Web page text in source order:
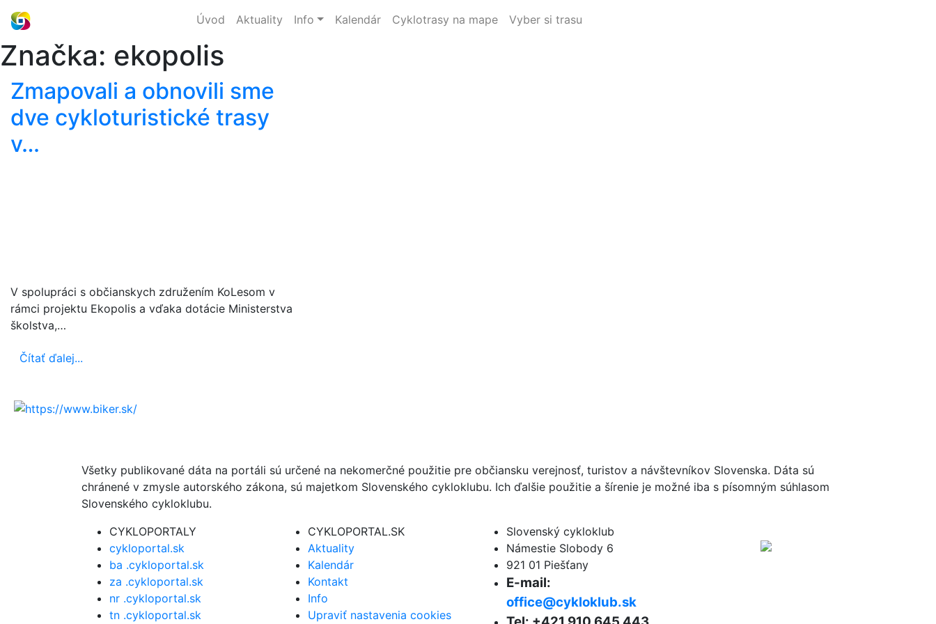
Úvod Aktuality Info Kalendár Cyklotrasy na mape Vyber si trasu
Značka: ekopolis
Zmapovali a obnovili sme
dve cykloturistické trasy
v…
V spolupráci s občianskych združením KoLesom v
rámci projektu Ekopolis a vďaka dotácie Ministerstva
školstva,…
Čítať ďalej...
Všetky publikované dáta na portáli sú určené na nekomerčné použitie pre občiansku verejnosť, turistov a návštevníkov Slovenska. Dáta sú
chránené v zmysle autorského zákona, sú majetkom Slovenského cykloklubu. Ich ďalšie použitie a šírenie je možné iba s písomným súhlasom
Slovenského cykloklubu.
CYKLOPORTALY
cykloportal.sk
ba .cykloportal.sk
za .cykloportal.sk
nr .cykloportal.sk
tn .cykloportal.sk
CYKLOPORTAL.SK
Aktuality
Kalendár
Kontakt
Info
Upraviť nastavenia cookies
Slovenský cykloklub
Námestie Slobody 6
921 01 Piešťany
E-mail:
office@cykloklub.sk